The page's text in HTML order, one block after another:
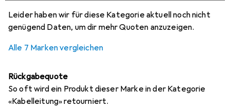
Leider haben wir für diese Kategorie aktuell noch nicht
genügend Daten, um dir mehr Quoten anzuzeigen.
Alle 7 Marken vergleichen
Rückgabequote
So oft wird ein Produkt dieser Marke in der Kategorie
«Kabelleitung» retourniert.